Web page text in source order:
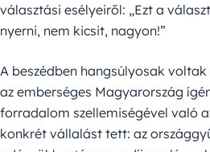
választási esélyeiről: „Ezt a
nyerni, nem kicsit, nagyon!”
A beszédben hangsúlyosak
az emberséges Magyarország
forradalom szellemiségével való
konkrét vállalást tett: az